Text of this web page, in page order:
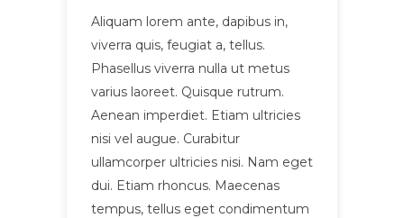
Aliquam lorem ante, dapibus in,
viverra quis, feugiat a, tellus.
Phasellus viverra nulla ut metus
varius laoreet. Quisque rutrum.
Aenean imperdiet. Etiam ultricies
nisi vel augue. Curabitur
ullamcorper ultricies nisi. Nam eget
dui. Etiam rhoncus. Maecenas
tempus, tellus eget condimentum